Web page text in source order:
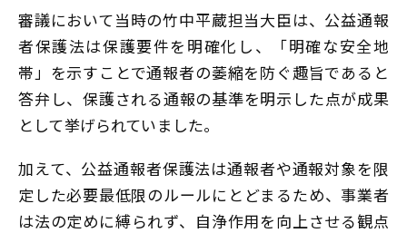
審議において当時の竹中平蔵担当大臣は、公益通報
者保護法は保護要件を明確化し、「明確な安全地
帯」を示すことで通報者の萎縮を防ぐ趣旨であると
答弁し、保護される通報の基準を明示した点が成果
として挙げられていました。
加えて、公益通報者保護法は通報者や通報対象を限
定した必要最低限のルールにとどまるため、事業者
は法の定めに縛られず、自浄作用を向上させる観点